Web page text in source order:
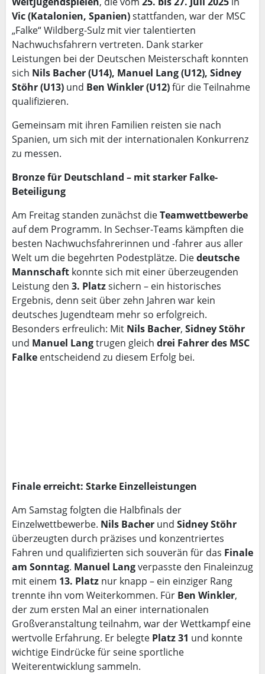
Vic (Katalonien, Spanien)stattfanden, war der MSC
„Falke“ Wildberg-Sulz mit vier talentierten
Nachwuchsfahrern vertreten. Dank starker
Leistungen bei der Deutschen Meisterschaft konnten
sich Nils Bacher (U14), Manuel Lang (U12), Sidney
Stöhr (U13) und Ben Winkler (U12)für die Teilnahme
qualifizieren.
Gemeinsam mit ihren Familien reisten sie nach
Spanien, um sich mit der internationalen Konkurrenz
zu messen.
Bronze für Deutschland – mit starker Falke-
Beteiligung
Am Freitag standen zunächst dieTeamwettbewerbe
auf dem Programm. In Sechser-Teams kämpften die
besten Nachwuchsfahrerinnen und -fahrer aus aller
Welt um die begehrten Podestplätze. Diedeutsche
Mannschaft konnte sich mit einer überzeugenden
Leistung den 3. Platzsichern – ein historisches
Ergebnis, denn seit über zehn Jahren war kein
deutsches Jugendteam mehr so erfolgreich.
Besonders erfreulich: Mit Nils Bacher, Sidney Stöhr
und Manuel Langtrugen gleich drei Fahrer des MSC
Falke entscheidend zu diesem Erfolg bei.
Finale erreicht: Starke Einzelleistungen
Am Samstag folgten die Halbfinals der
Einzelwettbewerbe. Nils Bacher und Sidney Stöhr
überzeugten durch präzises und konzentriertes
Fahren und qualifizierten sich souverän für das Finale
am Sonntag. Manuel Langverpasste den Finaleinzug
mit einem 13. Platz nur knapp – ein einziger Rang
trennte ihn vom Weiterkommen. Für Ben Winkler,
der zum ersten Mal an einer internationalen
Großveranstaltung teilnahm, war der Wettkampf eine
wertvolle Erfahrung. Er belegte Platz 31 und konnte
wichtige Eindrücke für seine sportliche
Weiterentwicklung sammeln.